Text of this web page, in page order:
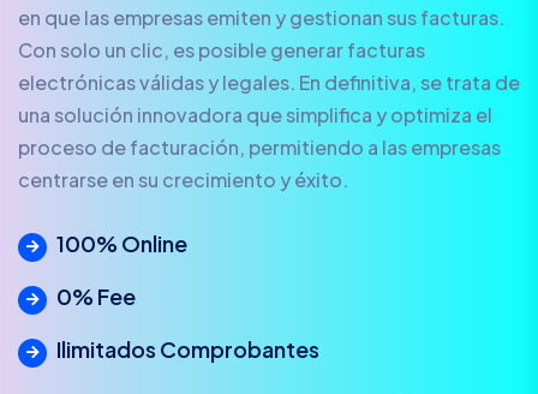
en que las empresas emiten y gestionan sus facturas.
Con solo un clic, es posible generar facturas
electrónicas válidas y legales. En definitiva, se trata de
una solución innovadora que simplifica y optimiza el
proceso de facturación, permitiendo a las empresas
centrarse en su crecimiento y éxito.
100% Online
0% Fee
Ilimitados Comprobantes